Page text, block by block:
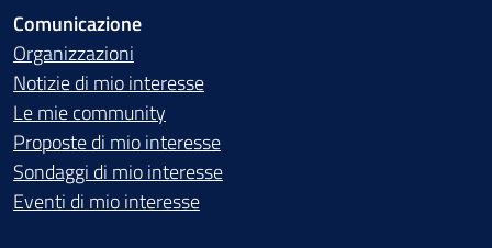
Comunicazione
Organizzazioni
Notizie di mio interesse
Le mie community
Proposte di mio interesse
Sondaggi di mio interesse
Eventi di mio interesse